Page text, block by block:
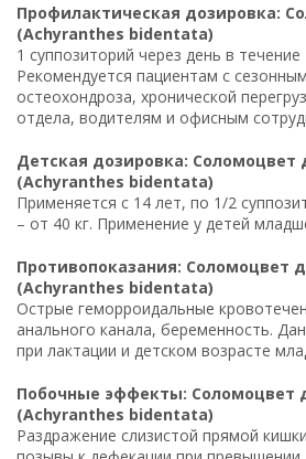
Профилактическая дозировка:
(Achyranthes bidentata)
1 суппозиторий через день в течение
Рекомендуется пациентам с
остеохондроза, хронической
отдела, водителям и офисным
Детская дозировка: Соломоцвет
(Achyranthes bidentata)
Применяется с 14 лет, по 1/2
– от 40 кг. Применение у детей
Противопоказания: Соломоцвет
(Achyranthes bidentata)
Острые геморроидальные
анального канала, беременность.
при лактации и детском возрасте
Побочные эффекты: Соломоцвет
(Achyranthes bidentata)
Раздражение слизистой прямой